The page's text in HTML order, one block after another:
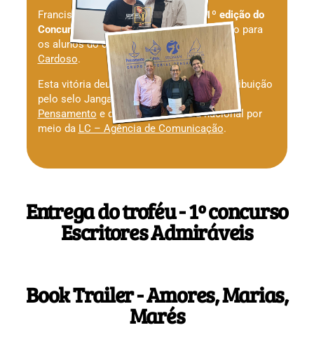
Francisco Fonseca foi campeão da1º edição do
Concurso Escritores Admiráveis, exclusivo para
os alunos do curso, ministrado por
Lilian
Cardoso.
Esta vitória deu direito à publicação e distribuição
pelo selo Jangada, doGrupo Editorial
Pensamento e divulgação na mídia nacional por
meio da LC – Agência de Comunicação.
Entrega do troféu - 1º concurso
Escritores Admiráveis
Book Trailer - Amores, Marias,
Marés